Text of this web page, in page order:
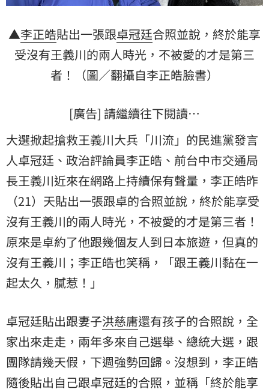
▲李正皓貼出一張跟卓冠廷合照並說，終於能享
受沒有王義川的兩人時光，不被愛的才是第三
者！（圖／翻攝自李正皓臉書）
[廣告] 請繼續往下閱讀…
大選掀起搶救王義川大兵「川流」的民進黨發言
人卓冠廷、政治評論員李正皓、前台中市交通局
長王義川近來在網路上持續保有聲量，李正皓昨
（21）天貼出一張跟卓的合照並說，終於能享受
沒有王義川的兩人時光，不被愛的才是第三者！
原來是卓約了他跟幾個友人到日本旅遊，但真的
沒有王義川；李正皓也笑稱，「跟王義川黏在一
起太久，膩惹！」
卓冠廷貼出跟妻子洪慈庸還有孩子的合照說，全
家出來走走，兩年多來自己選舉、總統大選，跟
團隊請幾天假，下週強勢回歸。沒想到，李正皓
隨後貼出自己跟卓冠廷的合照，並稱「終於能享